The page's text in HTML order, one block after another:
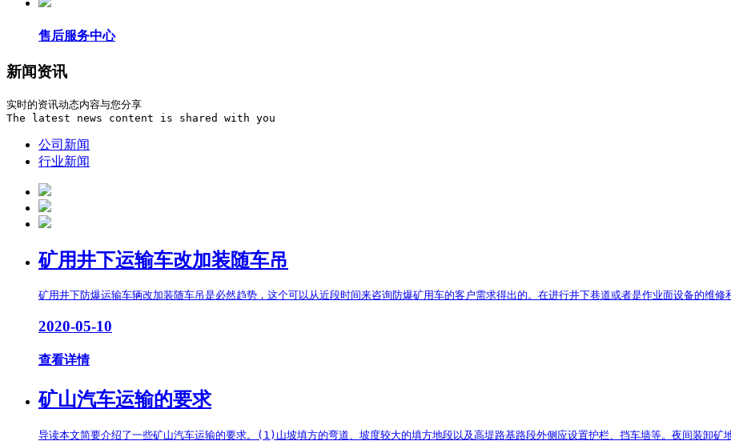
售后服务中心
新闻资讯
实时的资讯动态内容与您分享
The latest news content is shared with you
公司新闻
行业新闻
矿用井下运输车改加装随车吊
矿用井下防爆运输车辆改加装随车吊是必然趋势，这个可以从近段时间来咨询防爆矿用车的客户需求得出的。在进行井下巷道或者是作业面设备的
2020-05-10
查看详情
矿山汽车运输的要求
导读本文简要介绍了一些矿山汽车运输的要求。(1)山坡填方的弯道、坡度较大的填方地段以及高堤路基路段外侧应设置护栏、挡车墙等。夜间装